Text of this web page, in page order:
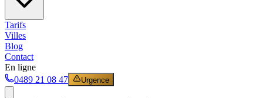
Tarifs
Villes
Blog
Contact
En ligne
0489 21 08 47
Urgence